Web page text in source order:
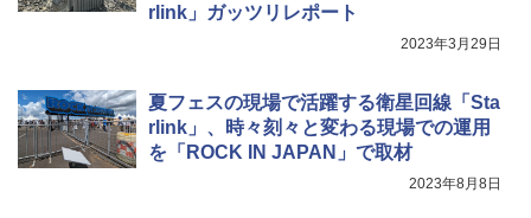
rlink」ガッツリレポート
2023年3月29日
夏フェスの現場で活躍する衛星回線「Sta
rlink」、時々刻々と変わる現場での運用
を「ROCK IN JAPAN」で取材
2023年8月8日